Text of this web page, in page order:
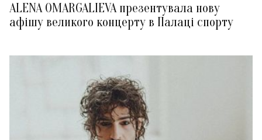
ALENA OMARGALIEVA презентувала нову
афішу великого концерту в Палаці спорту